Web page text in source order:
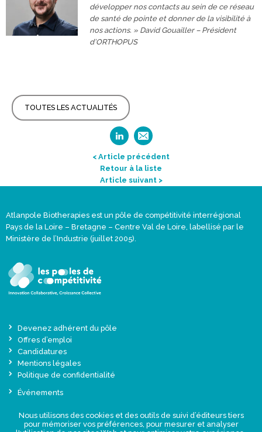
développer nos contacts au sein de ce réseau
de santé de pointe et donner de la visibilité à
nos actions. » David Gouailler – Président
d’ORTHOPUS
TOUTES LES ACTUALITÉS
< Article précédent
Retour à la liste
Article suivant >
Atlanpole Biotherapies est un pôle de compétitivité interrégional
Pays de la Loire – Bretagne – Centre Val de Loire, labellisé par le
Ministère de l’Industrie (juillet 2005).
Devenez adhérent du pôle
Offres d’emploi
Candidatures
Mentions légales
Politique de confidentialité
Événements
Une offre globale sur-mesure
Presse
Nous utilisons des cookies et des outils de suivi d’éditeurs tiers
pour mémoriser vos préférences, pour mesurer et analyser